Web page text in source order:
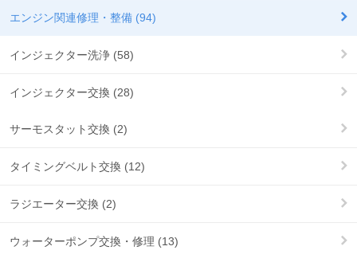
エンジン関連修理・整備 (94)
インジェクター洗浄 (58)
インジェクター交換 (28)
サーモスタット交換 (2)
タイミングベルト交換 (12)
ラジエーター交換 (2)
ウォーターポンプ交換・修理 (13)